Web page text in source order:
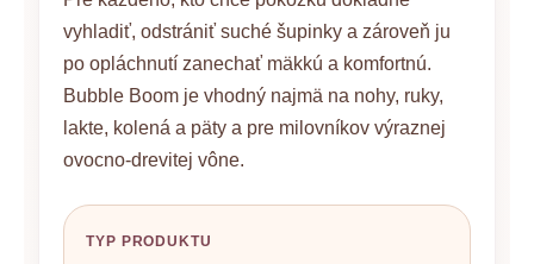
vyhladiť, odstrániť suché šupinky a zároveň ju
po opláchnutí zanechať mäkkú a komfortnú.
Bubble Boom je vhodný najmä na nohy, ruky,
lakte, kolená a päty a pre milovníkov výraznej
ovocno-drevitej vône.
TYP PRODUKTU